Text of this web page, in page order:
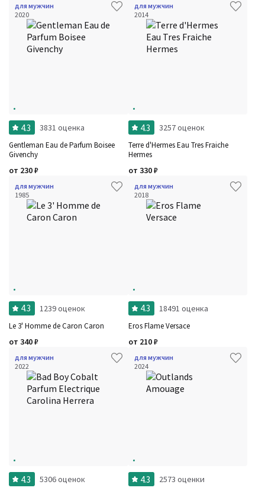
для мужчин
2020
4.3 3831 оценка
Gentleman Eau de Parfum Boisee
Givenchy
от 230₽
для мужчин
2014
4.3 3257 оценок
Terre d'Hermes Eau Tres Fraiche
Hermes
от 330₽
для мужчин
1985
4.3 1239 оценок
Le 3' Homme de Caron Caron
от 340₽
для мужчин
2018
4.3 18491 оценка
Eros Flame Versace
от 210₽
для мужчин
2022
4.3 5306 оценок
для мужчин
2024
4.3 2573 оценки